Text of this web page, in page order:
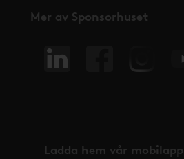
Mer av Sponsorhuset
Ladda hem vår mobilapp